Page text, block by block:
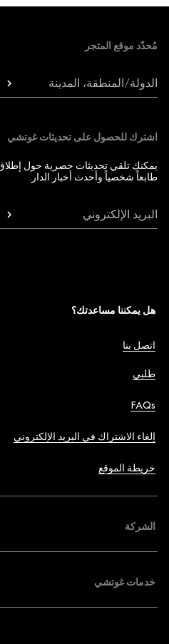
مُحدّد موقع المتجر
الدولة/المنطقة، المدينة
اشترك للحصول على تحديثات غوتشي
يمكنك تلقي تحديثات حصرية حول
طابعاً شخصياً وأحدث أخبار الدار.
البريد الإلكتروني
هل يمكننا مساعدتك؟
اتصل بنا
طلبي
FAQs
إلغاء الاشتراك في البريد الإلكتروني
خريطة الموقع
الشركة
خدمات غوتشي